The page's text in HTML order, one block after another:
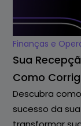
Finanças e
Sua
Como
Descubra
sucesso da